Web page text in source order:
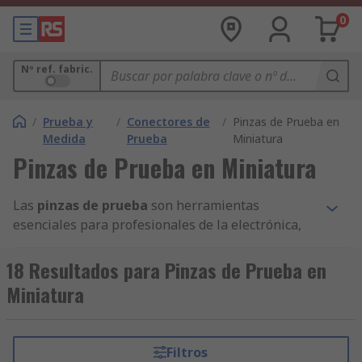
0
Nº ref. fabric.
/ Prueba y
Medida
/ Conectores de
Prueba
/ Pinzas de Prueba en
Miniatura
Pinzas de Prueba en Miniatura
Las pinzas de prueba son herramientas
esenciales para profesionales de la electrónica,
pinzas eléctricas compactas permiten realizar
mediciones precisas en componentes
electrónicos de tamaño reducido, facilitando el
confinados.
18 Resultados para Pinzas de Prueba en
Miniatura
Filtros